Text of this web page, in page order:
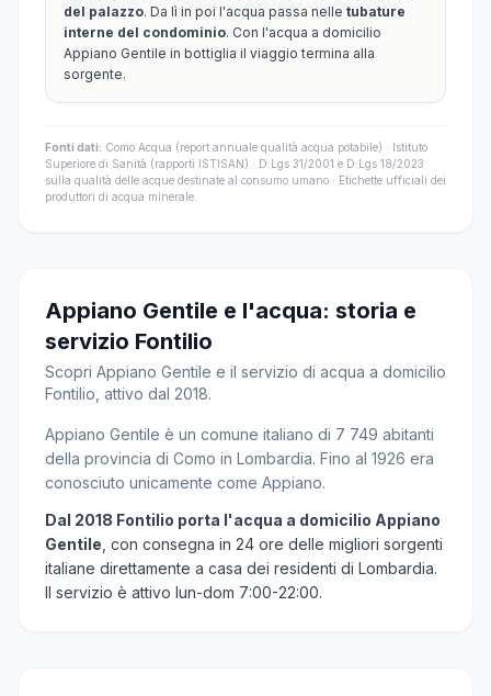
del palazzo. Da lì in poi l'acqua passa nelle tubature
interne del condominio. Con l'acqua a domicilio
Appiano Gentile in bottiglia il viaggio termina alla
sorgente.
Fonti dati: Como Acqua (report annuale qualità acqua potabile) · Istituto
Superiore di Sanità (rapporti ISTISAN) · D.Lgs 31/2001 e D.Lgs 18/2023
sulla qualità delle acque destinate al consumo umano · Etichette ufficiali dei
produttori di acqua minerale.
Appiano Gentile e l'acqua: storia e
servizio Fontilio
Scopri Appiano Gentile e il servizio di acqua a domicilio
Fontilio, attivo dal 2018.
Appiano Gentile è un comune italiano di 7 749 abitanti
della provincia di Como in Lombardia. Fino al 1926 era
conosciuto unicamente come Appiano.
Dal 2018 Fontilio porta l'acqua a domicilio Appiano
Gentile , con consegna in 24 ore delle migliori sorgenti
italiane direttamente a casa dei residenti di Lombardia.
Il servizio è attivo lun-dom 7:00-22:00.